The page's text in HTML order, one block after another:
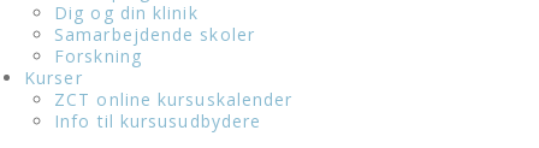
Dig og din klinik
Samarbejdende skoler
Forskning
Kurser
ZCT online kursuskalender
Info til kursusudbydere